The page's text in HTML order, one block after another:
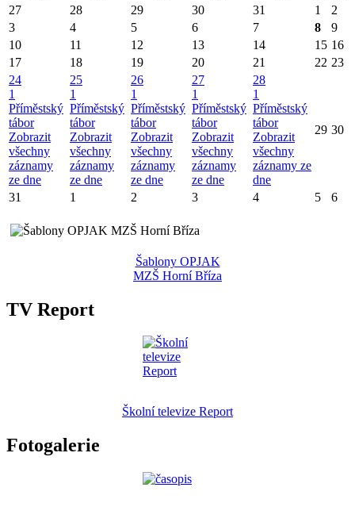
27
28 29 30 31 1
2
3
4 5 6 7 8
9
10
11 12 13 14 15 16
17
18 19 20 21 22 23
24
1
Příměstský
tábor
Zobrazit
všechny
záznamy
ze dne
25
1
Příměstský
tábor
Zobrazit
všechny
záznamy
ze dne
26
1
Příměstský
tábor
Zobrazit
všechny
záznamy
ze dne
27
1
Příměstský
tábor
Zobrazit
všechny
záznamy
ze dne
28
1
Příměstský
tábor
Zobrazit
všechny
záznamy ze
dne
29 30
31 1 2 3 4 5 6
Šablony OPJAK
MZŠ Horní Bříza
TV Report
Školní televize Report
Fotogalerie